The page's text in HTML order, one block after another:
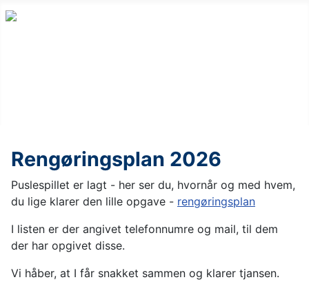
Rengøringsplan 2026
Puslespillet er lagt - her ser du, hvornår og med hvem,
du lige klarer den lille opgave - rengøringsplan
I listen er der angivet telefonnumre og mail, til dem
der har opgivet disse.
Vi håber, at I får snakket sammen og klarer tjansen.